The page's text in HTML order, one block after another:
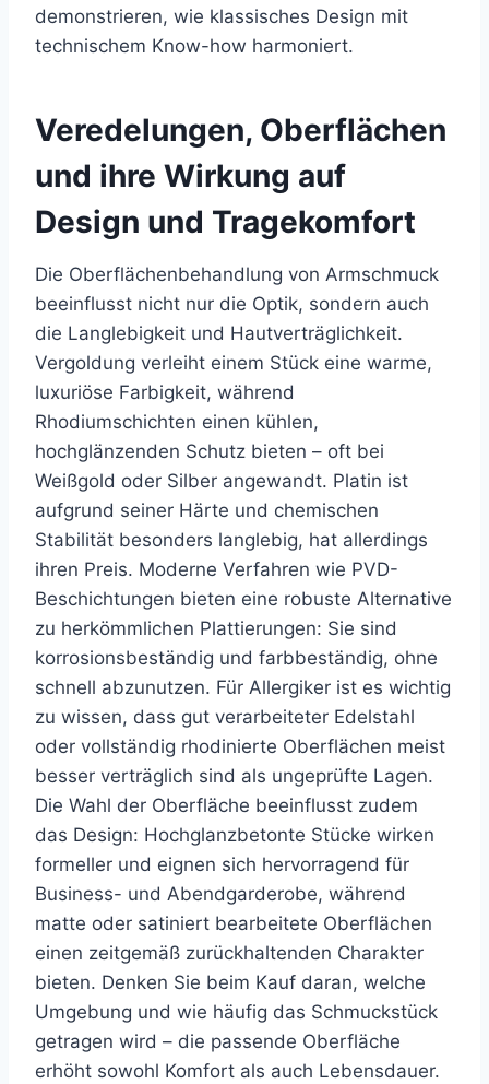
demonstrieren, wie klassisches Design mit
technischem Know-how harmoniert.
Veredelungen, Oberflächen
und ihre Wirkung auf
Design und Tragekomfort
Die Oberflächenbehandlung von Armschmuck
beeinflusst nicht nur die Optik, sondern auch
die Langlebigkeit und Hautverträglichkeit.
Vergoldung verleiht einem Stück eine warme,
luxuriöse Farbigkeit, während
Rhodiumschichten einen kühlen,
hochglänzenden Schutz bieten – oft bei
Weißgold oder Silber angewandt. Platin ist
aufgrund seiner Härte und chemischen
Stabilität besonders langlebig, hat allerdings
ihren Preis. Moderne Verfahren wie PVD-
Beschichtungen bieten eine robuste Alternative
zu herkömmlichen Plattierungen: Sie sind
korrosionsbeständig und farbbeständig, ohne
schnell abzunutzen. Für Allergiker ist es wichtig
zu wissen, dass gut verarbeiteter Edelstahl
oder vollständig rhodinierte Oberflächen meist
besser verträglich sind als ungeprüfte Lagen.
Die Wahl der Oberfläche beeinflusst zudem
das Design: Hochglanzbetonte Stücke wirken
formeller und eignen sich hervorragend für
Business- und Abendgarderobe, während
matte oder satiniert bearbeitete Oberflächen
einen zeitgemäß zurückhaltenden Charakter
bieten. Denken Sie beim Kauf daran, welche
Umgebung und wie häufig das Schmuckstück
getragen wird – die passende Oberfläche
erhöht sowohl Komfort als auch Lebensdauer.